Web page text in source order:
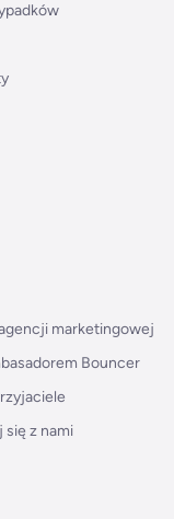
marketingowej
Bouncer
się z nami